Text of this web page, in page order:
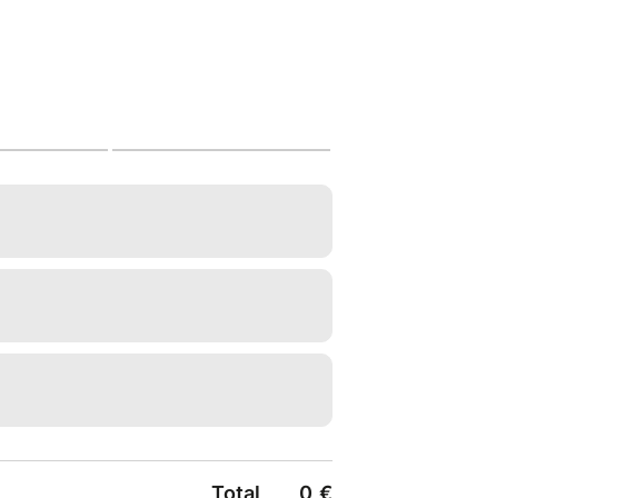
Total 0 €